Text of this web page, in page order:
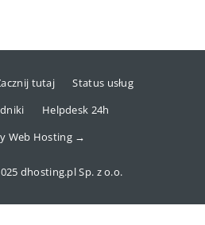
tutaj
Status usług
Helpdesk 24h
Web Hosting →
dhosting.pl Sp. z o.o.